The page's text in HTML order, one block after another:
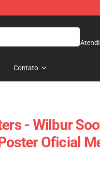
Contato
- Wilbur
Oficial